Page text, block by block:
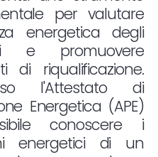
per valutare
energetica degli
e promuovere
di riqualificazione.
l'Attestato di
Energetica (APE)
conoscere i
energetici di un